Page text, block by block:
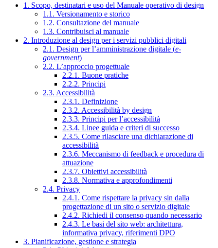
1. Scopo, destinatari e uso del Manuale operativo di design
1.1. Versionamento e storico
1.2. Consultazione del manuale
1.3. Contribuisci al manuale
2. Introduzione al design per i servizi pubblici digitali
2.1. Design per l’amministrazione digitale (e-
government)
2.2. L’approccio progettuale
2.2.1. Buone pratiche
2.2.2. Principi
2.3. Accessibilità
2.3.1. Definizione
2.3.2. Accessibilità by design
2.3.3. Principi per l’accessibilità
2.3.4. Linee guida e criteri di successo
2.3.5. Come rilasciare una dichiarazione di
accessibilità
2.3.6. Meccanismo di feedback e procedura di
attuazione
2.3.7. Obiettivi accessibilità
2.3.8. Normativa e approfondimenti
2.4. Privacy
2.4.1. Come rispettare la privacy sin dalla
progettazione di un sito o servizio digitale
2.4.2. Richiedi il consenso quando necessario
2.4.3. Le basi del sito web: architettura,
informativa privacy, riferimenti DPO
3. Pianificazione, gestione e strategia